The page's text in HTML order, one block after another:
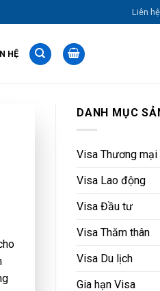
Liên hệ
HỆ
DANH MỤC
Visa Thương mại
Visa Lao động
Visa Đầu tư
Visa Thăm thân
Visa Du lịch
Gia hạn Visa